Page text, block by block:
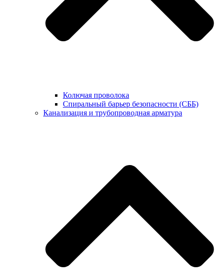
Колючая проволока
Спиральный барьер безопасности (СББ)
Канализация и трубопроводная арматура